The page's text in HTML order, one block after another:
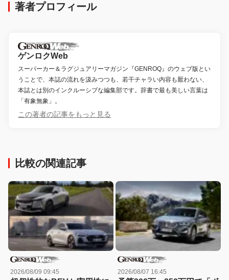
著者プロフィール
ゲンロクWeb
スーパーカー＆ラグジュアリーマガジン『GENROQ』のウェブ版とい
うことで、本誌の流れを汲みつつも、若干チャラい内容も厭わない、
本誌とは別のインクルーシブな編集部です。辞書で最も美しい言葉は
「有象無象」。
この著者の記事をもっと見る
比較の関連記事
2026/08/09 09:45 2026/08/07 16:45